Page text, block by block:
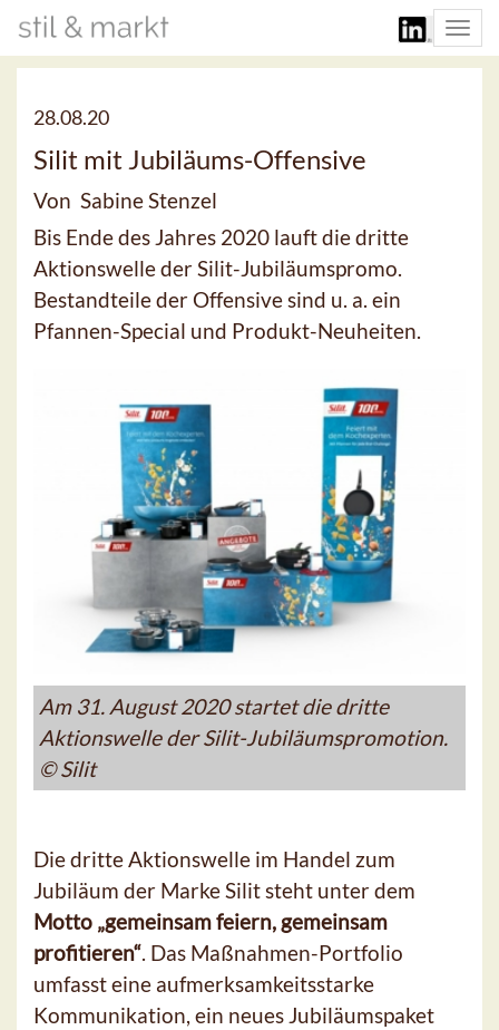
28.08.20
Silit mit Jubiläums-Offensive
Von Sabine Stenzel
Bis Ende des Jahres 2020 lauft die dritte
Aktionswelle der Silit-Jubiläumspromo.
Bestandteile der Offensive sind u. a. ein
Pfannen-Special und Produkt-Neuheiten.
Am 31. August 2020 startet die dritte
Aktionswelle der Silit-Jubiläumspromotion.
© Silit
Die dritte Aktionswelle im Handel zum
Jubiläum der Marke Silit steht unter dem
Motto „gemeinsam feiern, gemeinsam
profitieren“. Das Maßnahmen-Portfolio
umfassteine aufmerksamkeitsstarke
Kommunikation, ein neues Jubiläumspaket